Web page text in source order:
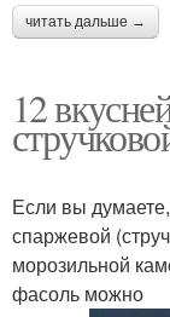
читать дальше →
12
Если вы
спаржевой
морозильной
фасоль можно